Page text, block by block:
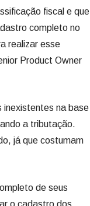
fiscal e que
completo no
realizar esse
Product Owner
inexistentes na base
a tributação.
já que costumam
de seus
o cadastro dos